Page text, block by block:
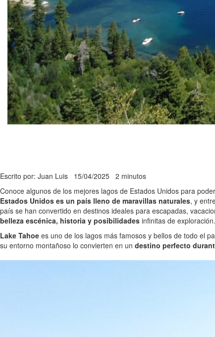
Escrito por: Juan Luis 15/04/2025 2 minutos
Conoce algunos de los mejores lagos de Estados Unidos para
Estados Unidos es un país lleno de maravillas naturales, y
país se han convertido en destinos ideales para escapadas,
belleza escénica, historia y posibilidades infinitas de exploración.
Lake Tahoe es uno de los lagos más famosos y bellos de todo el
su entorno montañoso lo convierten en un destino perfecto